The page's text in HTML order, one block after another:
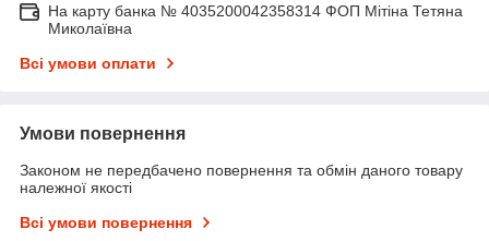
На карту банка № 4035200042358314 ФОП Мітіна Тетяна
Миколаївна
Всі умови оплати
Умови повернення
Законом не передбачено повернення та обмін даного товару
належної якості
Всі умови повернення